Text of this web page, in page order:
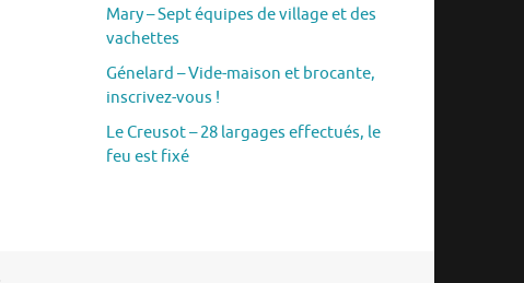
Mary – Sept équipes de village et des
vachettes
Génelard – Vide-maison et brocante,
inscrivez-vous !
Le Creusot – 28 largages effectués, le
feu est fixé